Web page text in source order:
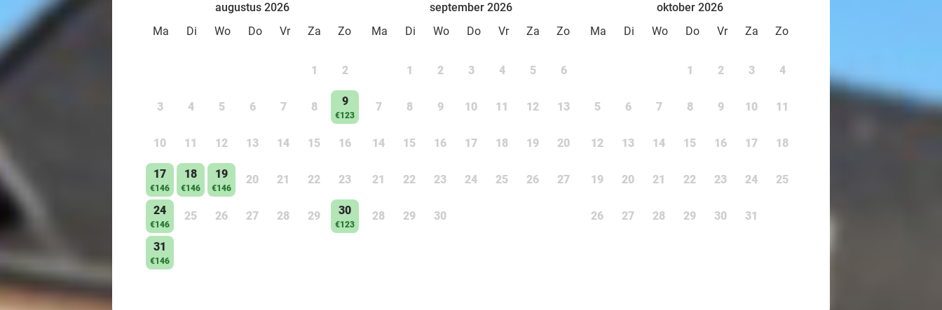
augustus 2026
Ma
Di Wo Do Vr Za Zo
1 2
3 4 5 6 7 8 9
€123
10 11 12 13 14 15 16
17
€146
18
€146
19
€146
20 21 22 23
24
€146
25 26 27 28 29 30
€123
31
€146
september 2026
Ma
Di Wo Do Vr Za Zo
1 2 3 4 5 6
7 8 9 10 11 12 13
14 15 16 17 18 19 20
21 22 23 24 25 26 27
28 29 30
oktober 2026
Ma
Di Wo Do Vr Za Zo
1 2 3 4
5 6 7 8 9 10 11
12 13 14 15 16 17 18
19 20 21 22 23 24 25
26 27 28 29 30 31